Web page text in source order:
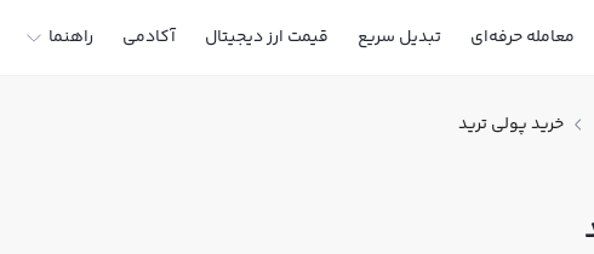
معامله حرفه‌ای تبدیل سریع قیمت ارز دیجیتال آکادمی راهنما
خرید پولی ترید